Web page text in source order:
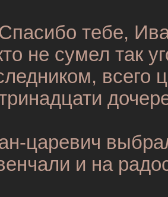
тебе,
не сумел так
всего
царевич
и на